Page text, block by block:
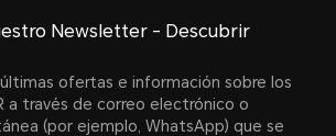
Newsletter - Descubrir
ofertas e información sobre los
a través de correo electrónico o
(por ejemplo, WhatsApp) que se